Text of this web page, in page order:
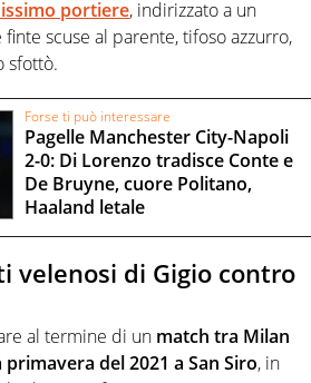
portiere, indirizzato a un
finte scuse al parente, tifoso azzurro,
sfottò.
Forse ti può interessare
Pagelle Manchester City-Napoli
2-0: Di Lorenzo tradisce Conte e
De Bruyne, cuore Politano,
Haaland letale
velenosi di Gigio contro
al termine di un match tra Milan
del 2021 a San Siro, in